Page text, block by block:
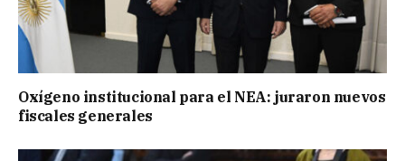
Oxígeno institucional para el NEA: juraron nuevos
fiscales generales